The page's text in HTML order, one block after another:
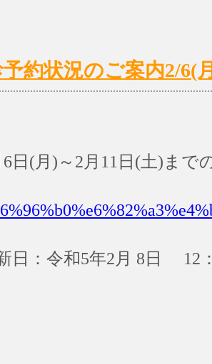
約状況のご案内2/6(
6日(月)～2月11日(土)まで
日：令和5年2月 8日 12